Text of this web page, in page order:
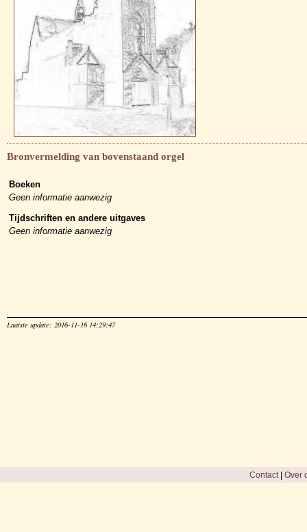
Bronvermelding van bovenstaand orgel
Boeken
Geen informatie aanwezig
Tijdschriften en andere uitgaves
Geen informatie aanwezig
Laatste update: 2016-11-16 14:29:47
Contact| Over